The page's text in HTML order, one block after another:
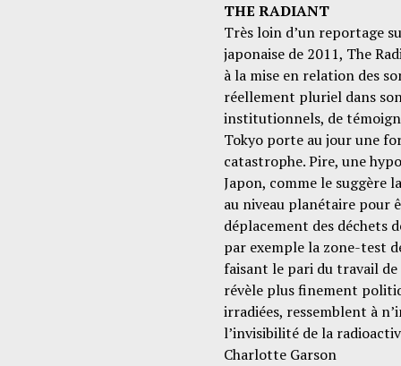
THE RADIANT
Très loin d’un reportage
japonaise de 2011, The
à la mise en relation des
réellement pluriel dans
institutionnels, de
Tokyo porte au jour une
catastrophe. Pire, une
Japon, comme le suggère
au niveau planétaire pour
déplacement des déchets
par exemple la zone-test
faisant le pari du travail
révèle plus finement
irradiées, ressemblent à
l’invisibilité de la
Charlotte Garson